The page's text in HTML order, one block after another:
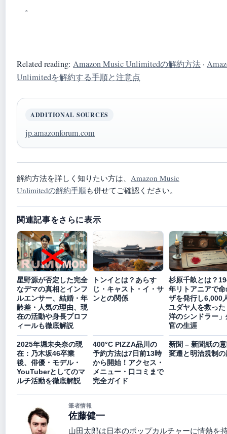
。
Related reading: Amazon Music Unlimitedの解約方法 ·
Unlimitedを解約する手順と注意点
ADDITIONAL SOURCES
jp.amazonforum.com
解約方法を詳しく知りたい方は、 Amazon Music
Unlimitedの解約手順も併せてご確認ください。
関連記事をさらに表示
星野源が否定した完全
なデマの真相とインフ
ルエンサー、結婚・年
齢差・人気の理由、現
在の活動や身長プロフ
ィールも徹底解説
トンイとは？あらす
じ・キャスト・イ・サ
ンとの関係
杉原千畝とは？
年リトアニアで命
ザを発行し6,000
ユダヤ人を救った
洋のシンドラー」
官の生涯
2025年堀未央奈の現
在：乃木坂46卒業
後、俳優・モデル・
YouTuberとしてのマ
ルチ活動を徹底解説
400°C PIZZA品川の
予約方法は7日前13時
から開始！アクセス・
メニュー・口コミまで
完全ガイド
新聞 – 新聞紙の
変遷と明治規制の
筆者情報
佐藤健一
山田太郎は日本のポップカルチャーに情熱を